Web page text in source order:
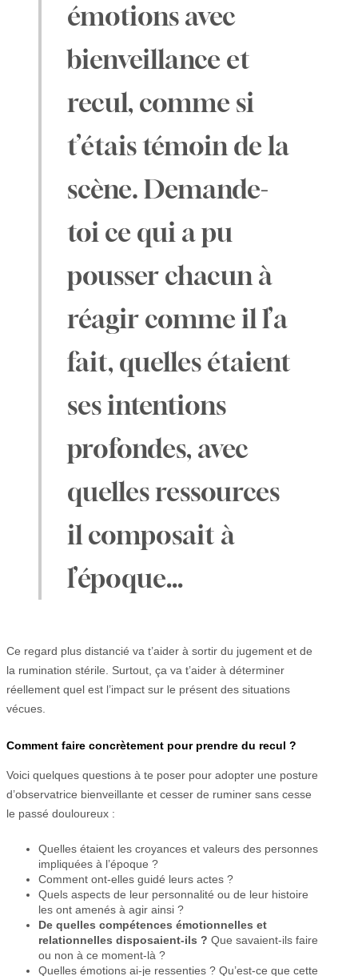
émotions avec
bienveillance et
recul, comme si
t’étais témoin de la
scène. Demande-
toi ce qui a pu
pousser chacun à
réagir comme il l’a
fait, quelles étaient
ses intentions
profondes, avec
quelles ressources
il composait à
l’époque…
Ce regard plus distancié va t’aider à sortir du jugement et de
la rumination stérile. Surtout, ça va t’aider à déterminer
réellement quel est l’impact sur le présent des situations
vécues.
Comment faire concrètement pour prendre du recul ?
Voici quelques questions à te poser pour adopter une posture
d’observatrice bienveillante et cesser de ruminer sans cesse
le passé douloureux :
Quelles étaient les croyances et valeurs des personnes
impliquées à l’époque ?
Comment ont-elles guidé leurs actes ?
Quels aspects de leur personnalité ou de leur histoire
les ont amenés à agir ainsi ?
De quelles compétences émotionnelles et
relationnelles disposaient-ils ? Que savaient-ils faire
ou non à ce moment-là ?
Quelles émotions ai-je ressenties ? Qu’est-ce que cette